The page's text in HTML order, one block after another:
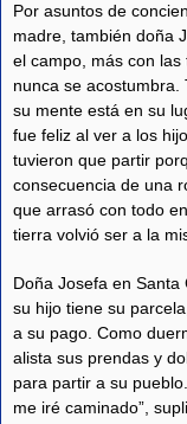
Por asuntos de
madre, también doña
el campo, más con
nunca se acostumbra.
su mente está en su
fue feliz al ver a los
tuvieron que partir
consecuencia de una
que arrasó con todo
tierra volvió ser a la
Doña Josefa en
su hijo tiene su
a su pago. Como
alista sus prendas y
para partir a su
me iré caminado”,